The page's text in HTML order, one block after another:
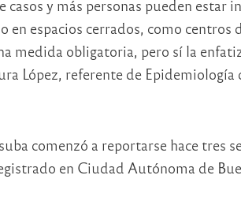
casos y más personas pueden estar
en espacios cerrados, como centros
medida obligatoria, pero sí la
López, referente de
comenzó a reportarse hace tres
en Ciudad Autónoma de